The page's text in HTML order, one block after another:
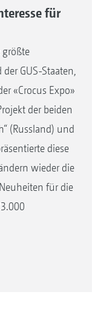
für
größte
GUS-Staaten,
«Crocus Expo»
der beiden
(Russland) und
diese
wieder die
für die